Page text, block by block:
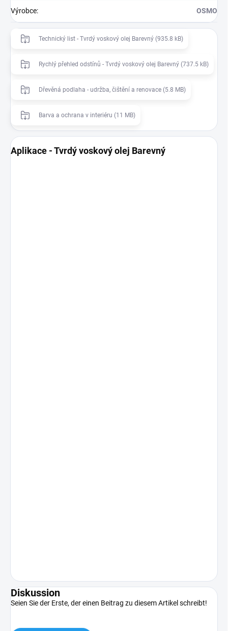
Výrobce: OSMO
Technický list - Tvrdý voskový olej Barevný (935.8 kB)
Rychlý přehled odstínů - Tvrdý voskový olej Barevný (737.5 kB)
Dřevěná podlaha - udržba, čištění a renovace (5.8 MB)
Barva a ochrana v interiéru (11 MB)
Aplikace - Tvrdý voskový olej Barevný
Diskussion
Seien Sie der Erste, der einen Beitrag zu diesem Artikel schreibt!